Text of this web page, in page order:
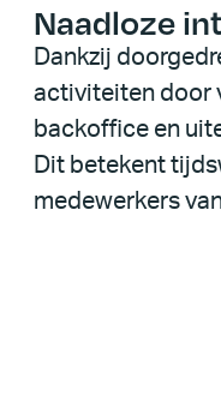
Naadloze
Dankzij
activiteiten door
backoffice en
Dit betekent
medewerkers